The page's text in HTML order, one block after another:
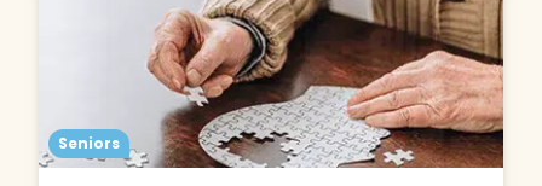
Seniors